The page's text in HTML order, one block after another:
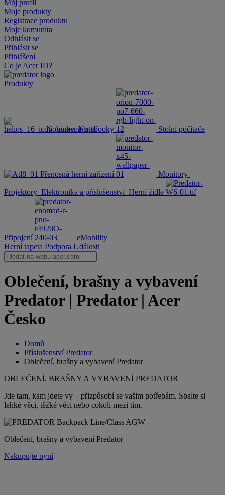
Můj profil
Moje produkty
Registrace produktu
Moje komunita
Odhlásit se
Přihlásit se
Přihlášení
Co je Acer ID?
Produkty
Novinky Notebooky Stolní počítače
Přenosná herní zařízení Monitory
Projektory Elektronika a příslušenství Herní židle
Připojení
eMobility
Herní tapeta Podpora Události
Oblečení, brašny a vybavení
Predator | Predator | Acer
Česko
Domů
Příslušenství Predator
Oblečení, brašny a vybavení Predator
OBLEČENÍ, BRAŠNY A VYBAVENÍ PREDATOR
Jde tam, kam jdete vy – přizpůsobí se vašim potřebám. Sbalte si
lehké věci, těžké věci nebo cokoli mezi tím.
Oblečení, brašny a vybavení Predator
Nakupujte nyní